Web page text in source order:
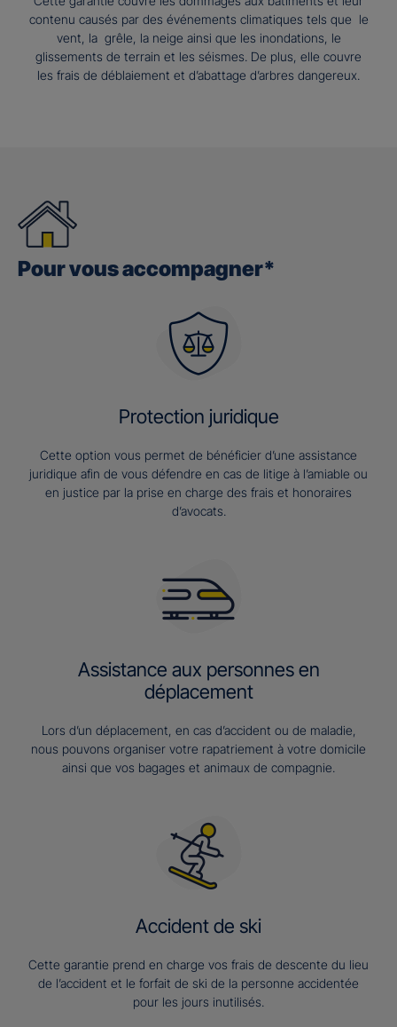
contenu causés par des événements climatiques tels que le
vent, la grêle, la neige ainsi que les inondations, le
glissements de terrain et les séismes. De plus, elle couvre
les frais de déblaiement et d’abattage d’arbres dangereux.
Pour vous accompagner*
Protection juridique
Cette option vous permet de bénéficier d’une assistance
juridique afin de vous défendre en cas de litige à l’amiable ou
en justice par la prise en charge des frais et honoraires
d’avocats.
Assistance aux personnes en
déplacement
Lors d’un déplacement, en cas d’accident ou de maladie,
nous pouvons organiser votre rapatriement à votre domicile
ainsi que vos bagages et animaux de compagnie.
Accident de ski
Cette garantie prend en charge vos frais de descente du lieu
de l’accident et le forfait de ski de la personne accidentée
pour les jours inutilisés.